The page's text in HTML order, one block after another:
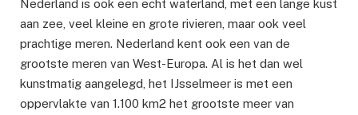
Nederland is ook een echt waterland, met een lange kust
aan zee, veel kleine en grote rivieren, maar ook veel
prachtige meren. Nederland kent ook een van de
grootste meren van West-Europa. Al is het dan wel
kunstmatig aangelegd, het IJsselmeer is met een
oppervlakte van 1.100 km2 het grootste meer van